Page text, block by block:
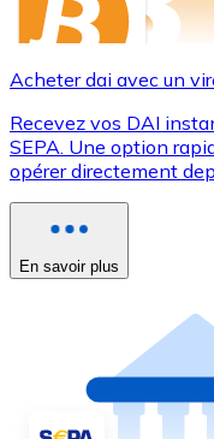
Acheter dai avec un
Recevez vos DAI
SEPA. Une option
opérer directement
En savoir plus